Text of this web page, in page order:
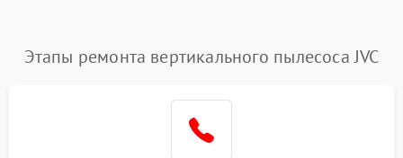
Электронные компоненты
включения/выключения
500 ₽ Подробнее →
Этапы ремонта вертикального пылесоса JVC